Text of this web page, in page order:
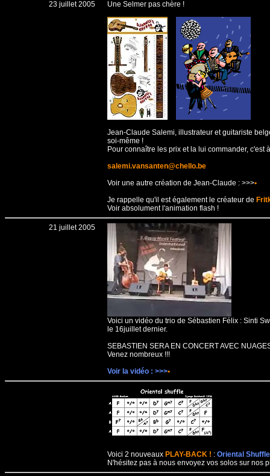
23 juillet 2005 Une Selmer pas chère !
Jean-Claude Salemi, illustrateur et guitariste
soi-même !
Pour connaître les prix et la lui commander, c'est
salemi.vansanten@chello.be
Voir une autre création de Jean-Claude : >>>•
Je rappelle qu'il est également le créateur de
Voir absolument l'animation flash !
21 juillet 2005
Voici un vidéo du trio de Sébastien Félix : Sinti
le 16juillet dernier.
SEBASTIEN SERA EN CONCERT AVEC
Venez nombreux !!!
Voir la vidéo : >>>•
Voici 2 nouveaux PLAY-BACK ! : Oriental Shuffle
N'hésitez pas à nous envoyez vos solos sur nos